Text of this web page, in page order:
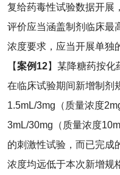
复给药毒性试验数据开展
评价应当涵盖制剂临床最
浓度要求，应当开展单独
【案例 12】某降糖药按化
在临床试验期间新增制剂
1.5mL/3mg（质量浓度
3mL/30mg（质量浓度
的刺激性试验，而已完成
浓度均远低于本次新增规